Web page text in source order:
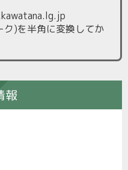
)を半角に変換してか
報